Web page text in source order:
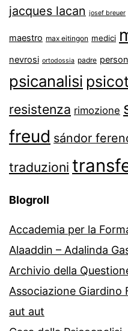
jacques lacan josef breuer
maestro max eitingon medici
nevrosi ortodossia padre
psicanalisi
resistenza rimozione
freud sándor
traduzioni
Blogroll
Accademia per la
Alaaddin – Adalinda
Archivio della
Associazione Giardino
aut aut